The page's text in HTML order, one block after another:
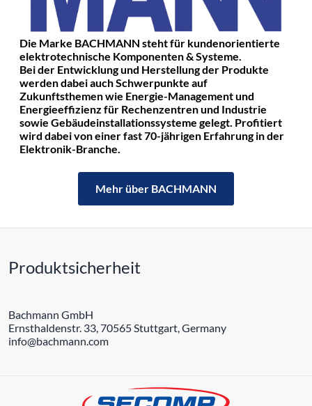
Die Marke BACHMANN steht für kundenorientierte
elektrotechnische Komponenten & Systeme.
Bei der Entwicklung und Herstellung der Produkte
werden dabei auch Schwerpunkte auf
Zukunftsthemen wie Energie-Management und
Energieeffizienz für Rechenzentren und Industrie
sowie Gebäudeinstallationssysteme gelegt. Profitiert
wird dabei von einer fast 70-jährigen Erfahrung in der
Elektronik-Branche.
Mehr über BACHMANN
Produktsicherheit
Bachmann GmbH
Ernsthaldenstr. 33, 70565 Stuttgart, Germany
info@bachmann.com